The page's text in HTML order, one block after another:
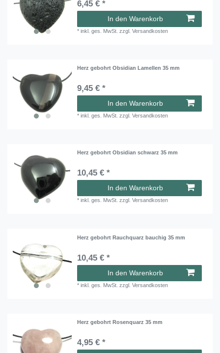
6,45 € *
In den Warenkorb
*inkl. ges. MwSt. zzgl.Versandkosten
Herz gebohrt Obsidian Lamellen 35 mm
9,45 € *
In den Warenkorb
*inkl. ges. MwSt. zzgl.Versandkosten
Herz gebohrt Obsidian schwarz 35 mm
10,45 € *
In den Warenkorb
*inkl. ges. MwSt. zzgl.Versandkosten
Herz gebohrt Rauchquarz bauchig 35 mm
10,45 € *
In den Warenkorb
*inkl. ges. MwSt. zzgl.Versandkosten
Herz gebohrt Rosenquarz 35 mm
4,95 € *